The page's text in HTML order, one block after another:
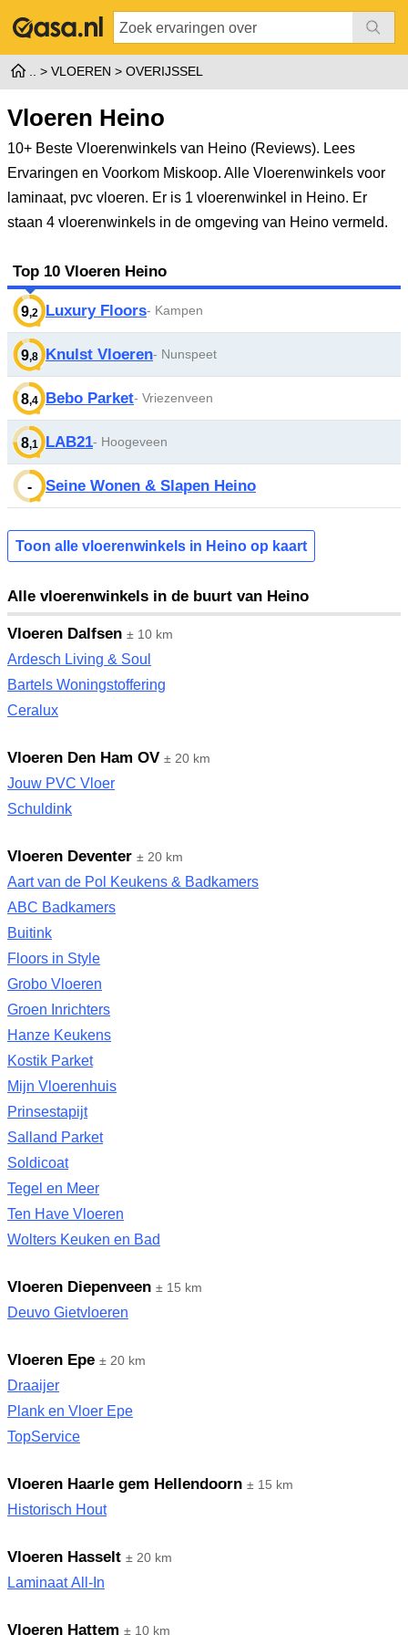
VLOEREN OVERIJSSEL
Vloeren Heino
10+ Beste Vloerenwinkels van Heino (Reviews). Lees
Ervaringen en Voorkom Miskoop. Alle Vloerenwinkels voor
laminaat, pvc vloeren. Er is 1 vloerenwinkel in Heino. Er
staan 4 vloerenwinkels in de omgeving van Heino vermeld.
Top 10 Vloeren Heino
9,2 Luxury Floors- Kampen
9,8 Knulst Vloeren- Nunspeet
8,4 Bebo Parket- Vriezenveen
8,1 LAB21- Hoogeveen
- Seine Wonen & Slapen Heino
Toon alle vloerenwinkels in Heino op kaart
Alle vloerenwinkels in de buurt van Heino
Vloeren Dalfsen ± 10 km
Ardesch Living & Soul
Bartels Woningstoffering
Ceralux
Vloeren Den Ham OV ± 20 km
Jouw PVC Vloer
Schuldink
Vloeren Deventer ± 20 km
Aart van de Pol Keukens & Badkamers
ABC Badkamers
Buitink
Floors in Style
Grobo Vloeren
Groen Inrichters
Hanze Keukens
Kostik Parket
Mijn Vloerenhuis
Prinsestapijt
Salland Parket
Soldicoat
Tegel en Meer
Ten Have Vloeren
Wolters Keuken en Bad
Vloeren Diepenveen ± 15 km
Deuvo Gietvloeren
Vloeren Epe ± 20 km
Draaijer
Plank en Vloer Epe
TopService
Vloeren Haarle gem Hellendoorn ± 15 km
Historisch Hout
Vloeren Hasselt ± 20 km
Laminaat All-In
Vloeren Hattem ± 10 km